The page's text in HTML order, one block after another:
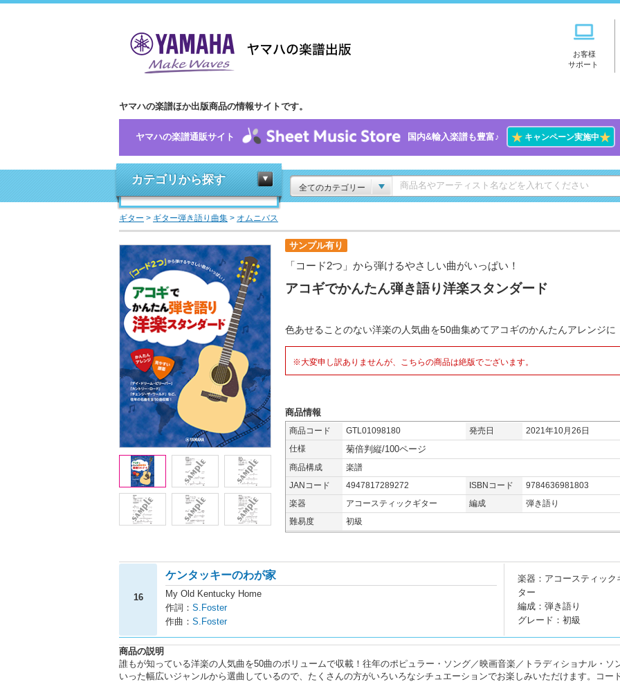
お客様
サポート
ヤマハの楽譜ほか出版商品の情報サイトです。
ヤマハの楽譜通販サイト 国内&輸入楽譜も豊富♪ ★キャンペーン実施中★
カテゴリから探す
全てのカテゴリー
ギター > ギター弾き語り曲集 > オムニバス
サンプル有り
「コード2つ」から弾けるやさしい曲がいっぱい！
アコギでかんたん弾き語り洋楽スタンダード
色あせることのない洋楽の人気曲を50曲集めてアコギのかんたんアレンジに
※大変申し訳ありませんが、こちらの商品は絶版でございます。
商品情報
商品コード GTL01098180 発売日
2021年10月26日
仕様
菊倍判縦/100ページ
商品構成
楽譜
JANコード
4947817289272 ISBNコード
9784636981803
楽器
アコースティックギター 編成
弾き語り
難易度
初級
16
ケンタッキーのわが家
My Old Kentucky Home
作詞： S.Foster
作曲： S.Foster
楽器：アコースティック
ター
編成：弾き語り
グレード：初級
商品の説明
誰もが知っている洋楽の人気曲を50曲のボリュームで収載！往年のポピュラー・ソング／映画音楽／トラディショナル・ソ
いった幅広いジャンルから選曲しているので、たくさんの方がいろいろなシチュエーションでお楽しみいただけます。コー